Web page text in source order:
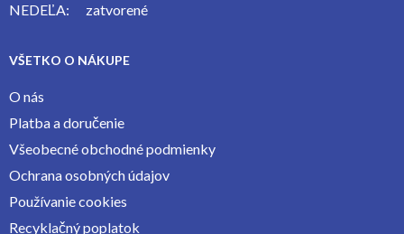
NEDEĽA:
zatvorené
VŠETKO O NÁKUPE
O nás
Platba a doručenie
Všeobecné obchodné podmienky
Ochrana osobných údajov
Používanie cookies
Recyklačný poplatok